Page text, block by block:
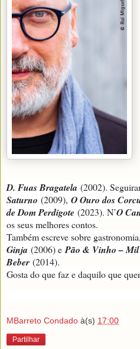
D. Fuas Bragatela (2002).
Saturno (2009), O Ouro dos
de Dom Perdigote (2023). N’O
os seus melhores contos.
Também escreve sobre
Ginja (2006) ePão & Vinho – Mil
Beber (2014).
Gosta do que faz e daquilo que
MBarreto Condado à(s) 17:00
Partilhar